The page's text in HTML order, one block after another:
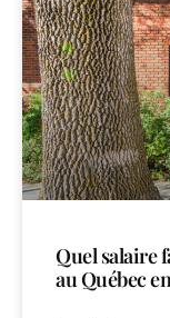
Quel salaire
au Québec